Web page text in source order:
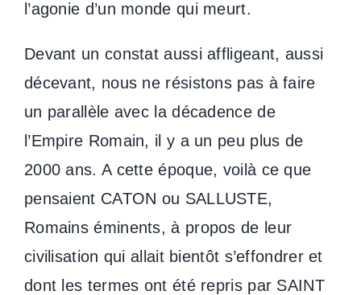
l’agonie d’un monde qui meurt.
Devant un constat aussi affligeant, aussi
décevant, nous ne résistons pas à faire
un parallèle avec la décadence de
l’Empire Romain, il y a un peu plus de
2000 ans. A cette époque, voilà ce que
pensaient CATON ou SALLUSTE,
Romains éminents, à propos de leur
civilisation qui allait bientôt s’effondrer et
dont les termes ont été repris par SAINT